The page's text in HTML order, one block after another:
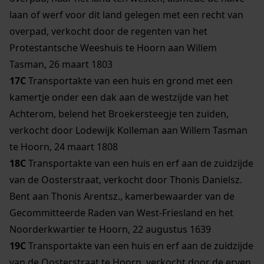
laan of werf voor dit land gelegen met een recht van
overpad, verkocht door de regenten van het
Protestantsche Weeshuis te Hoorn aan Willem
Tasman, 26 maart 1803
17C Transportakte van een huis en grond met een
kamertje onder een dak aan de westzijde van het
Achterom, belend het Broekersteegje ten zuiden,
verkocht door Lodewijk Kolleman aan Willem Tasman
te Hoorn, 24 maart 1808
18C Transportakte van een huis en erf aan de zuidzijde
van de Oosterstraat, verkocht door Thonis Danielsz.
Bent aan Thonis Arentsz., kamerbewaarder van de
Gecommitteerde Raden van West-Friesland en het
Noorderkwartier te Hoorn, 22 augustus 1639
19C Transportakte van een huis en erf aan de zuidzijde